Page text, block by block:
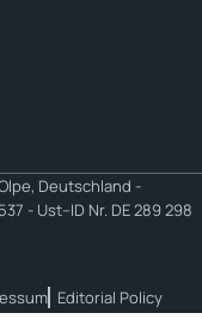
Deutschland -
- Ust–ID Nr. DE 289 298
Editorial Policy